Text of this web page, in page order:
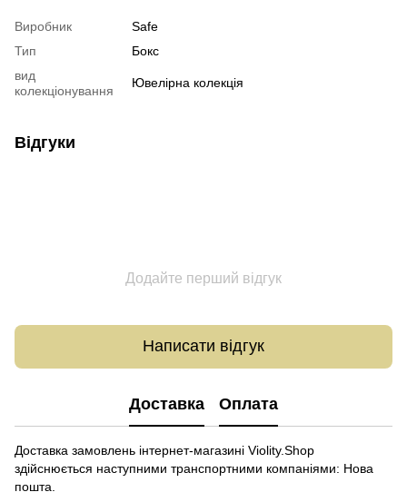
Виробник
Safe
Тип
Бокс
вид
колекціонування
Ювелірна колекція
Відгуки
Додайте перший відгук
Написати відгук
Доставка Оплата
Доставка замовлень інтернет-магазині Violity.Shop
здійснюється наступними транспортними компаніями: Нова
пошта.